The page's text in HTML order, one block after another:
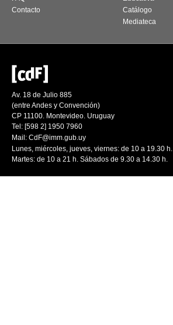
Contacto
Catálogo
Mediateca
Av. 18 de Julio 885
(entre Andes y Convención)
CP 11100. Montevideo. Uruguay
Tel: [598 2] 1950 7960
Mail: CdF@imm.gub.uy
Lunes, miércoles, jueves, viernes: de 10 a 19.30 h.
Martes: de 10 a 21 h. Sábados de 9.30 a 14.30 h.